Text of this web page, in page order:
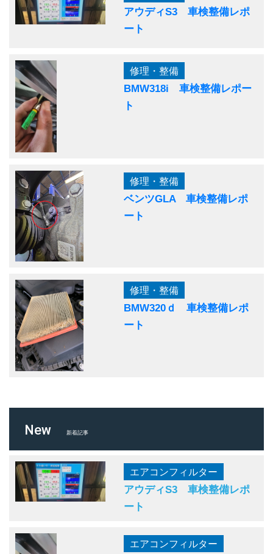
アウディS3 車検整備レポ
ート
修理・整備
BMW318i 車検整備レポー
ト
修理・整備
ベンツGLA 車検整備レポ
ート
修理・整備
BMW320ｄ 車検整備レポ
ート
New 新着記事
エアコンフィルター
アウディS3 車検整備レポ
ート
エアコンフィルター